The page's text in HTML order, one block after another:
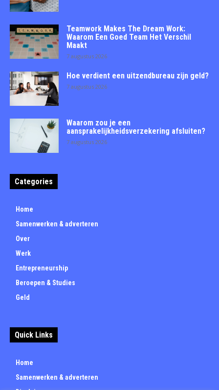
Teamwork Makes The Dream Work:
Waarom Een Goed Team Het Verschil
Maakt
7 augustus 2026
Hoe verdient een uitzendbureau zijn geld?
7 augustus 2026
Waarom zou je een
aansprakelijkheidsverzekering afsluiten?
7 augustus 2026
Categories
Home
Samenwerken & adverteren
Over
Werk
Entrepreneurship
Beroepen & Studies
Geld
Quick Links
Home
Samenwerken & adverteren